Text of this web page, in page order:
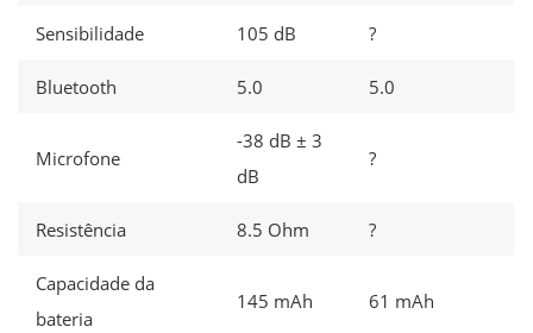
Sensibilidade 105 dB ?
Bluetooth 5.0 5.0
Microfone
-38 dB ± 3
dB
?
Resistência 8.5 Ohm ?
Capacidade da
bateria
145 mAh 61 mAh